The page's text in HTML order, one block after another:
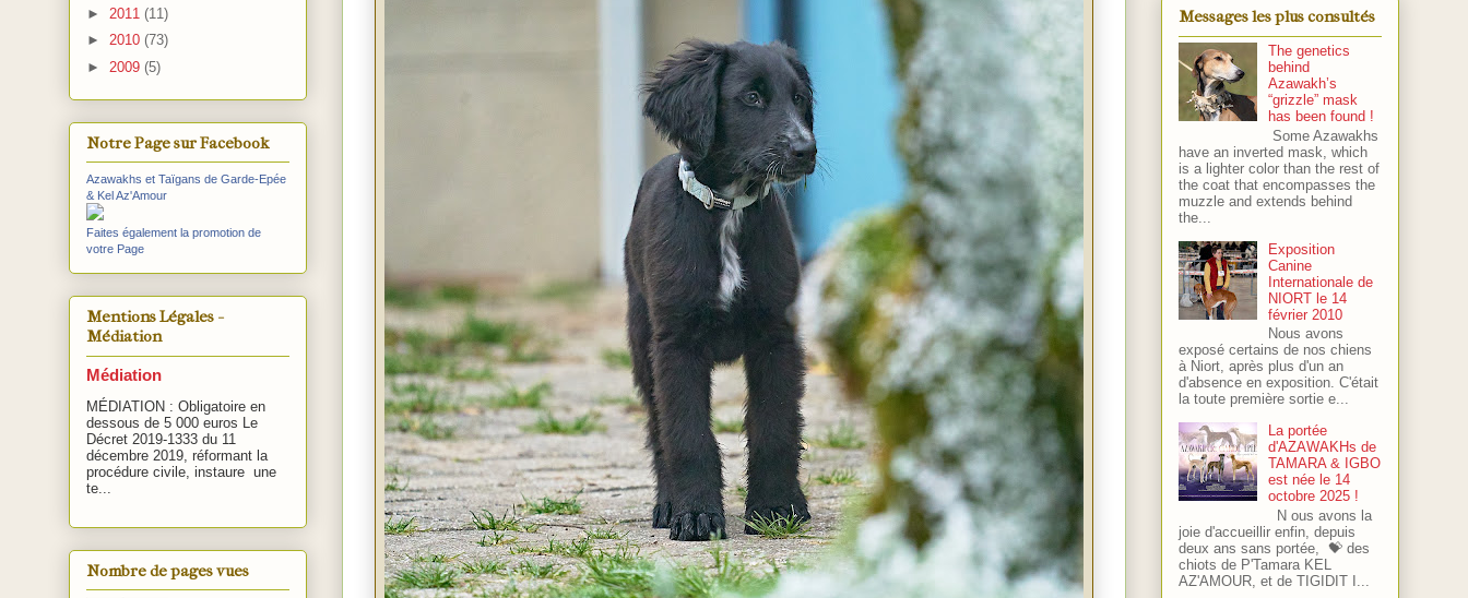
► 2011 (11)
► 2010 (73)
► 2009 (5)
Notre Page sur Facebook
Azawakhs et Taïgans de Garde-Epée
& Kel Az'Amour
Faites également la promotion de
votre Page
Mentions Légales -
Médiation
Médiation
MÉDIATION : Obligatoire en
dessous de 5 000 euros Le
Décret 2019-1333 du 11
décembre 2019, réformant la
procédure civile, instaure une
te...
Nombre de pages vues
Messages les plus consultés
The genetics
behind
Azawakh’s
“grizzle” mask
has been found !
Some Azawakhs
have an inverted mask, which
is a lighter color than the rest of
the coat that encompasses the
muzzle and extends behind
the...
Exposition
Canine
Internationale de
NIORT le 14
février 2010
Nous avons
exposé certains de nos chiens
à Niort, après plus d'un an
d'absence en exposition. C'était
la toute première sortie e...
La portée
d'AZAWAKHs de
TAMARA & IGBO
est née le 14
octobre 2025 !
N ous avons la
joie d'accueillir enfin, depuis
deux ans sans portée, 💝 des
chiots de P'Tamara KEL
AZ'AMOUR, et de TIGIDIT I...